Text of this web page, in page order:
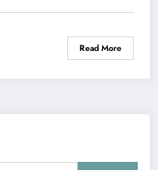
Read More